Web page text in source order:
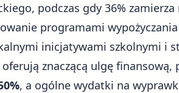
podczas gdy 36%
programami
inicjatywami szkolnymi i
znaczącą ulgę
, a ogólne wydatki na